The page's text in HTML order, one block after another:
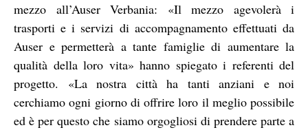
mezzo all’Auser Verbania: «Il mezzo agevolerà i
trasporti e i servizi di accompagnamento effettuati da
Auser e permetterà a tante famiglie di aumentare la
qualità della loro vita» hanno spiegato i referenti del
progetto. «La nostra città ha tanti anziani e noi
cerchiamo ogni giorno di offrire loro il meglio possibile
ed è per questo che siamo orgogliosi di prendere parte a